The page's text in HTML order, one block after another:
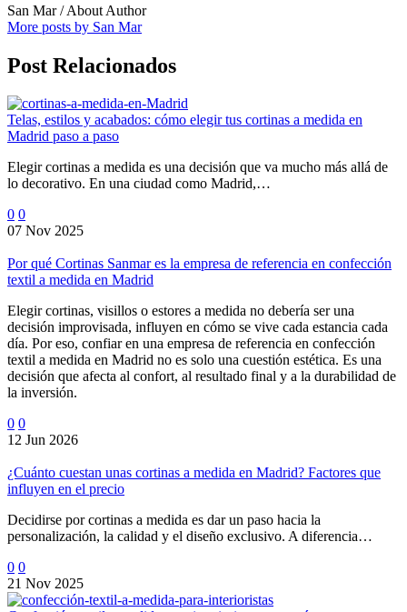
San Mar/ About Author
More posts by San Mar
Post Relacionados
Telas, estilos y acabados: cómo elegir tus cortinas a medida en
Madrid paso a paso
Elegir cortinas a medida es una decisión que va mucho más allá de
lo decorativo. En una ciudad como Madrid,…
0 0
07 Nov 2025
Por qué Cortinas Sanmar es la empresa de referencia en confección
textil a medida en Madrid
Elegir cortinas, visillos o estores a medida no debería ser una
decisión improvisada, influyen en cómo se vive cada estancia cada
día. Por eso, confiar en una empresa de referencia en confección
textil a medida en Madrid no es solo una cuestión estética. Es una
decisión que afecta al confort, al resultado final y a la durabilidad de
la inversión.
0 0
12 Jun 2026
¿Cuánto cuestan unas cortinas a medida en Madrid? Factores que
influyen en el precio
Decidirse por cortinas a medida es dar un paso hacia la
personalización, la calidad y el diseño exclusivo. A diferencia…
0 0
21 Nov 2025